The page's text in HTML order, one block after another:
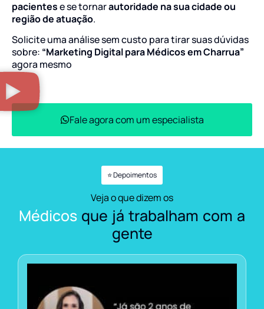
pacientese se tornarautoridade na sua cidade ou
região de atuação.
Solicite uma análise sem custo para tirar suas dúvidas
sobre: “Marketing Digital para Médicos em Charrua”
agora mesmo
Fale agora com um especialista
⭐ Depoimentos
Veja o que dizem os
Médicos que já trabalham com a
gente